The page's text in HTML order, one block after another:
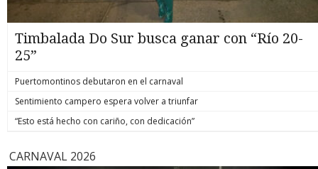
Timbalada Do Sur busca ganar con “Río 20-
25”
Puertomontinos debutaron en el carnaval
Sentimiento campero espera volver a triunfar
“Esto está hecho con cariño, con dedicación”
CARNAVAL 2026